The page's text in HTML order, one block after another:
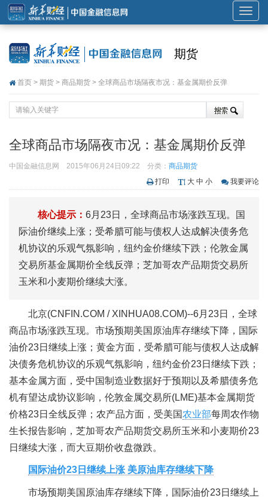
展
开
期货
首页 > 期货 > 商品期货 > 全球商品市场隔夜市况：基金属期价反弹
全球商品市场隔夜市况：基金属期价反弹
中国金融信息网 2015年06月24日09:22 分类： 商品期货
打印
大 中 小 我要评论
核心提示： 6月23日，全球商品市场涨跌互现。国
际油价继续上涨；受希腊可能与债权人达成解决债务危
机协议的乐观气氛影响，纽约金价继续下跌；伦敦金属
交易所基金属期价全线反弹；芝加哥农产品期货交易所
玉米和小麦期价继续大涨。
北京(CNFIN.COM / XINHUA08.COM)--6月23日，全球
商品市场涨跌互现。市场预期美国原油库存继续下降，国际
油价23日继续上涨；黄金方面，受希腊可能与债权人达成解
决债务危机协议的乐观气氛影响，纽约金价23日继续下跌；
基本金属方面，受中国制造业数据好于预期以及希腊债务危
机有望达成协议影响，伦敦金属交易所(LME)基本金属期货
价格23日全线反弹；农产品方面，受美国农业部每周农作物
生长报告影响，芝加哥农产品期货交易所玉米和小麦期价23
日继续大涨，而大豆期价收盘微跌。
国际油价23日继续上涨 美原油库存继续下降
市场预期美国原油库存继续下降，国际油价23日继续上